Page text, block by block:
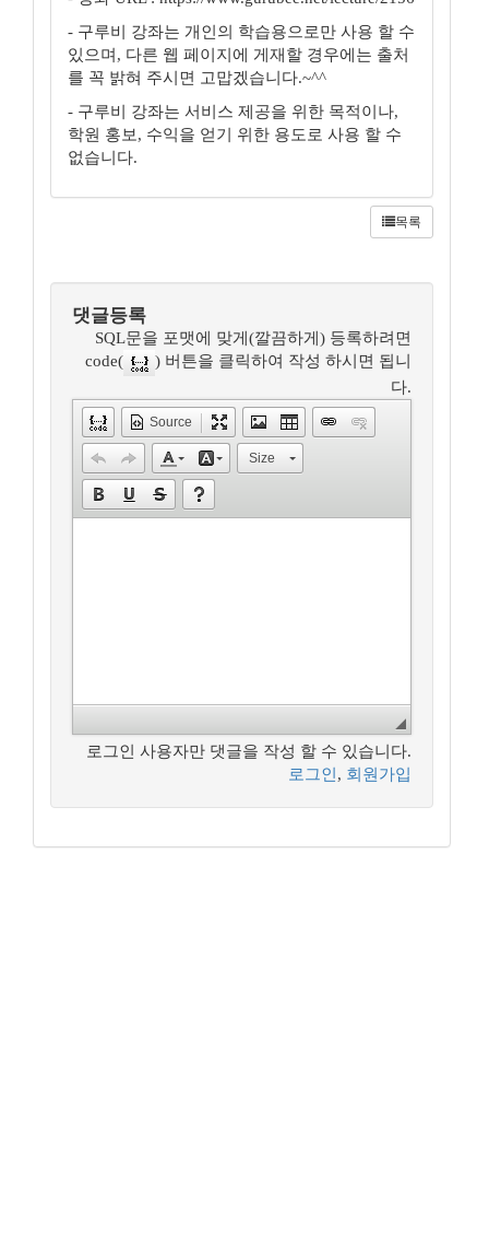
- 구루비 강좌는 개인의 학습용으로만 사용 할 수
있으며, 다른 웹 페이지에 게재할 경우에는 출처
를 꼭 밝혀 주시면 고맙겠습니다.~^^
- 구루비 강좌는 서비스 제공을 위한 목적이나,
학원 홍보, 수익을 얻기 위한 용도로 사용 할 수
없습니다.
목록
댓글등록
SQL문을 포맷에 맞게(깔끔하게) 등록하려면
code(
) 버튼을 클릭하여 작성 하시면 됩니
다.
Source
Size
로그인 사용자만 댓글을 작성 할 수 있습니다.
로그인 , 회원가입